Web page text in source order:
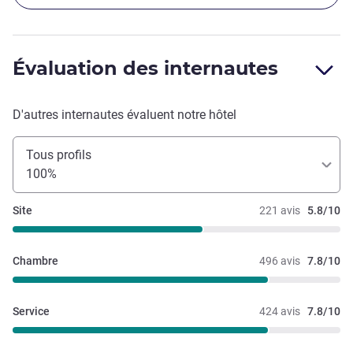
Évaluation des internautes
D'autres internautes évaluent notre hôtel
Tous profils
100%
221 avis 5.8/10
Site
496 avis 7.8/10
Chambre
424 avis 7.8/10
Service